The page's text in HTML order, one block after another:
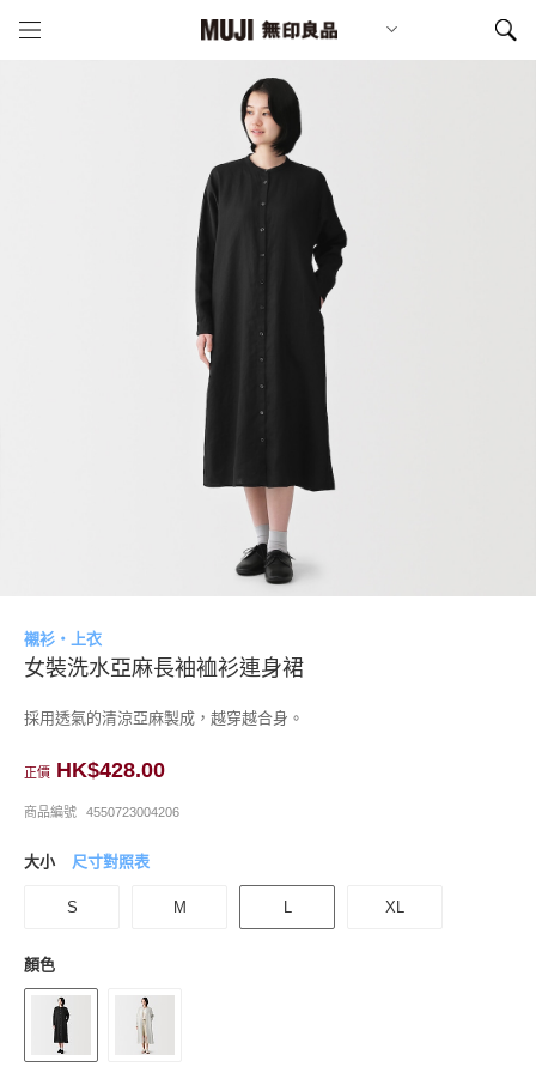
襯衫・上衣
女裝洗水亞麻長袖裇衫連身裙
採用透氣的清涼亞麻製成，越穿越合身。
正價 HK$428.00
商品編號 4550723004206
大小 尺寸對照表
S M L XL
顏色